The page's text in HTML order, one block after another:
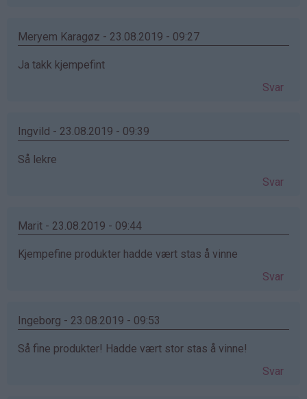
Meryem Karagøz - 23.08.2019 - 09:27
Ja takk kjempefint
Svar
Ingvild - 23.08.2019 - 09:39
Så lekre
Svar
Marit - 23.08.2019 - 09:44
Kjempefine produkter hadde vært stas å vinne
Svar
Ingeborg - 23.08.2019 - 09:53
Så fine produkter! Hadde vært stor stas å vinne!
Svar